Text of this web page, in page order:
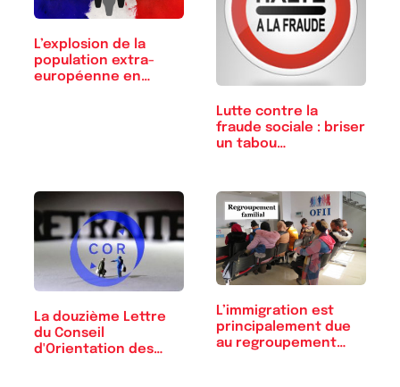
L’explosion de la
population extra-
européenne en…
Lutte contre la
fraude sociale : briser
un tabou…
La douzième Lettre
du Conseil
d'Orientation des
L’immigration est
principalement due
au regroupement…